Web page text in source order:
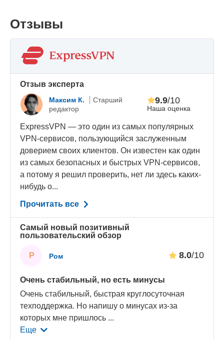
Отзывы
Oтзыв эксперта
Максим К.
Старший
редактор
Наша оценка
9.9/10
ExpressVPN — это один из самых популярных
VPN-сервисов, пользующийся заслуженным
доверием своих клиентов. Он известен как один
из самых безопасных и быстрых VPN-сервисов,
а потому я решил проверить, нет ли здесь каких-
нибудь о...
Прочитать все
Самый новый позитивный
пользовательский обзор
Р Ром 8.0/10
Очень стабильный, но есть минусы
Очень стабильный, быстрая круглосуточная
техподдержка. Но напишу о минусах из-за
которых мне пришлось ...
Еще